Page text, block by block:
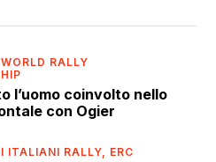
WORLD RALLY
l’uomo coinvolto nello
con Ogier
ITALIANI RALLY, ERC